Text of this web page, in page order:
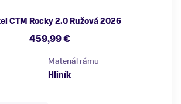
CTM Rocky 2.0 Ružová 2026
459,99 €
Materiál rámu
Hliník